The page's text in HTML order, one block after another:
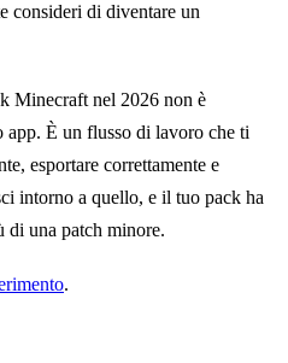
consideri di diventare un
Minecraft nel 2026 non è
app. È un flusso di lavoro che ti
esportare correttamente e
intorno a quello, e il tuo pack ha
di una patch minore.
.